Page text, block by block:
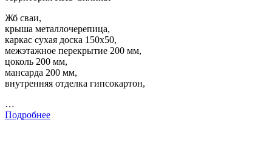
Жб сваи,
крыша металлочерепица,
каркас сухая доска 150х50,
межэтажное перекрытие 200 мм,
цоколь 200 мм,
мансарда 200 мм,
внутренняя отделка гипсокартон,
…
Подробнее